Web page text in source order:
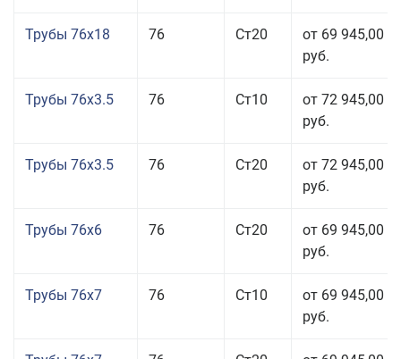
Трубы 76x18 76 Ст20
от 69 945,00
руб.
Трубы 76x3.5 76 Ст10
от 72 945,00
руб.
Трубы 76x3.5 76 Ст20
от 72 945,00
руб.
Трубы 76x6 76 Ст20
от 69 945,00
руб.
Трубы 76x7 76 Ст10
от 69 945,00
руб.